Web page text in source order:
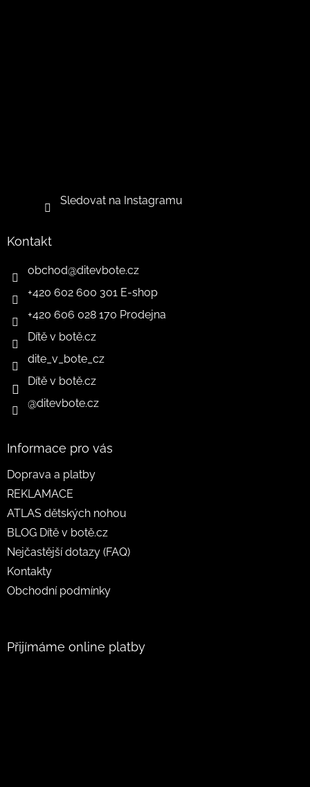
Sledovat na Instagramu
Kontakt
obchod@ditevbote.cz
+420 602 600 301 E-shop
+420 606 028 170 Prodejna
Dítě v botě.cz
dite_v_bote_cz
Dítě v botě.cz
@ditevbote.cz
Informace pro vás
Doprava a platby
REKLAMACE
ATLAS dětských nohou
BLOG Dítě v botě.cz
Nejčastější dotazy (FAQ)
Kontakty
Obchodní podmínky
Přijímáme online platby